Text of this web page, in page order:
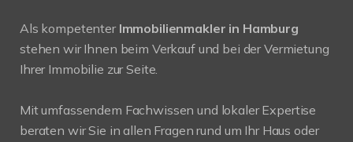
Als kompetenter Immobilienmakler in Hamburg
stehen wir Ihnen beim Verkauf und bei der Vermietung
Ihrer Immobilie zur Seite.
Mit umfassendem Fachwissen und lokaler Expertise
beraten wir Sie in allen Fragen rund um Ihr Haus oder